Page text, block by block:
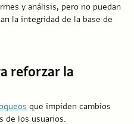
y análisis, pero no puedan
la integridad de la base de
reforzar la
que impiden cambios
de los usuarios.